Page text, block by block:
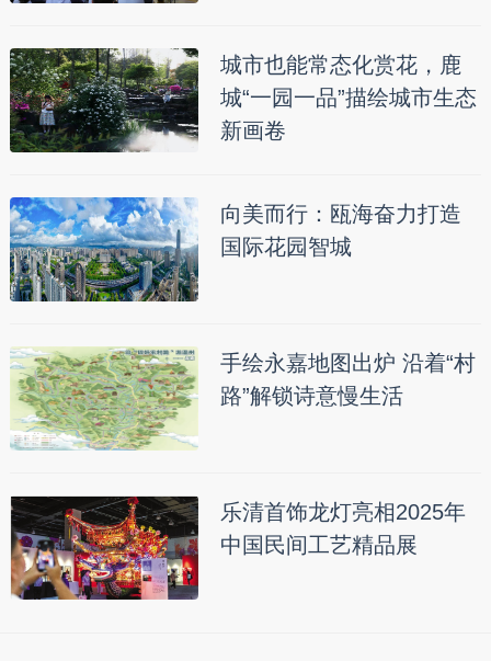
城市也能常态化赏花，鹿
城“一园一品”描绘城市生态
新画卷
向美而行：瓯海奋力打造
国际花园智城
手绘永嘉地图出炉 沿着“村
路”解锁诗意慢生活
乐清首饰龙灯亮相2025年
中国民间工艺精品展